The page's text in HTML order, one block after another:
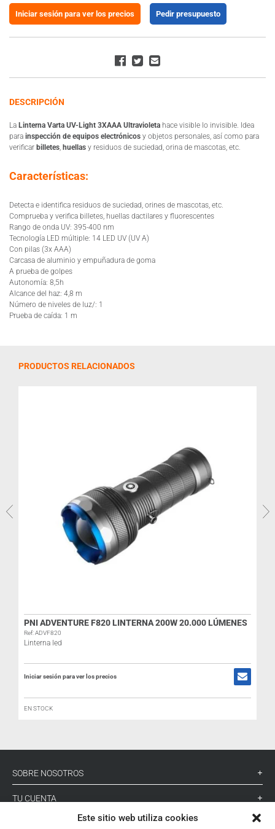
Este sitio web utiliza cookies
Iniciar sesión para ver los precios Pedir presupuesto
DESCRIPCIÓN
La Linterna Varta UV-Light 3XAAA Ultravioleta hace visible lo invisible. Idea
para inspección de equipos electrónicos y objetos personales, así como para
verificar billetes huellas y residuos de suciedad, orina de mascotas, etc.
Características:
Detecta e identifica residuos de suciedad, orines de mascotas, etc.
Comprueba y verifica billetes, huellas dactilares y fluorescentes
Rango de onda UV: 395-400 nm
Tecnología LED múltiple: 14 LED UV (UV A)
Con pilas (3x AAA)
Carcasa de aluminio y empuñadura de goma
A prueba de golpes
Autonomía: 8,5h
Alcance del haz: 4,8 m
Número de niveles de luz/: 1
Prueba de caída: 1 m
PRODUCTOS RELACIONADOS
PNI ADVENTURE F820 LINTERNA 200W 20.000 LÚMENES
Ref: ADVF820
Linterna led
Iniciar sesión para ver los precios
EN STOCK
SOBRE NOSOTROS
TU CUENTA